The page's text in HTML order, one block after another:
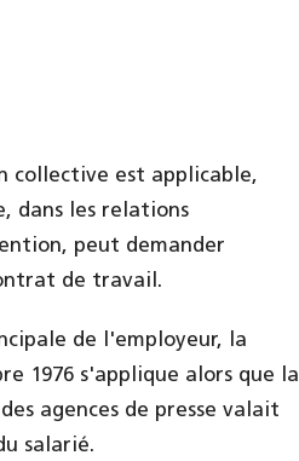
collective est applicable,
dans les relations
peut demander
de travail.
de l'employeur, la
1976 s'applique alors que la
agences de presse valait
salarié.